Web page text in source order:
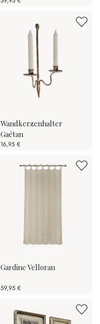
Wandkerzenhalter
Gaétan
16,95 €
Gardine Velloran
59,95 €